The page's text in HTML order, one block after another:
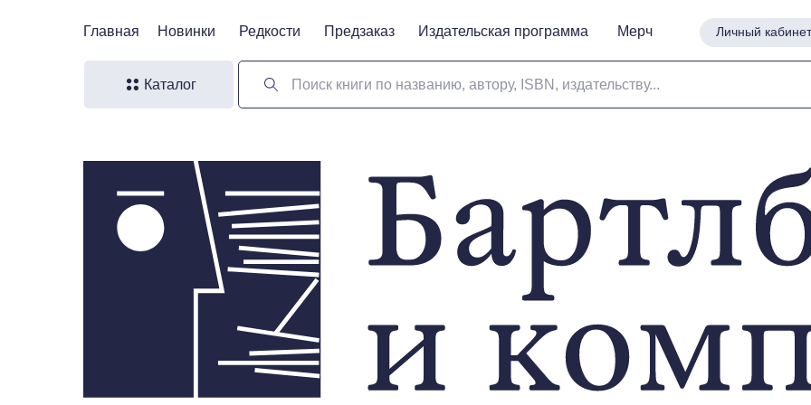
Личный кабинет
Поиск книги по названию, автору, ISBN, издательству...
Новинки Предзаказ Издательская программа Мерч
Редкости
Главная
Каталог
Личный кабинет
Новинки Предзаказ Издательская программа Мерч
Редкости
Главная